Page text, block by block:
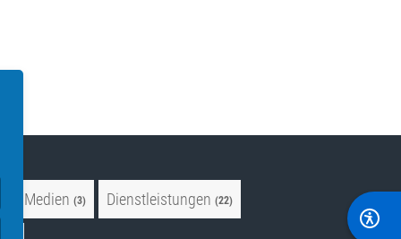
Medien (3) Dienstleistungen (22)